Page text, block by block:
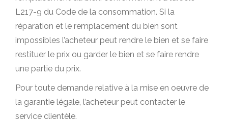
L217-9 du Code de la consommation. Si la
réparation et le remplacement du bien sont
impossibles l’acheteur peut rendre le bien et se faire
restituer le prix ou garder le bien et se faire rendre
une partie du prix.
Pour toute demande relative à la mise en oeuvre de
la garantie légale, l’acheteur peut contacter le
service clientèle.